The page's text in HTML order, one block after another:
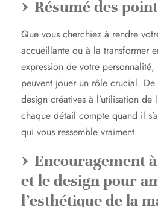
Résumé des
Que vous cherchiez à rendre
accueillante ou à la transformer
expression de votre personnalité,
peuvent jouer un rôle crucial. De
design créatives à l’utilisation de
chaque détail compte quand il
qui vous ressemble vraiment.
Encouragement
et le design pour
l’esthétique de la